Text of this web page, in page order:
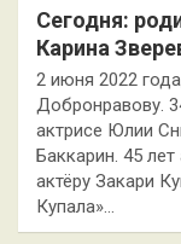
Сегодня:
Карина
2 июня 2022
Добронравову.
актрисе Юлии
Баккарин. 45
актёру Закари
Купала»…